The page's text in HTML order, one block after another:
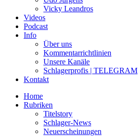
Vicky Leandros
Videos
Podcast
Info
Über uns
Kommentarrichtlinien
Unsere Kanäle
Schlagerprofis | TELEGRAM
Kontakt
Home
Rubriken
Titelstory
Schlager-News
Neuerscheinungen